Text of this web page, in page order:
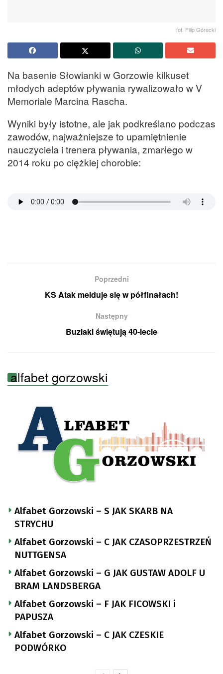
fot. Filip Górecki
Na basenie Słowianki w Gorzowie kilkuset
młodych adeptów pływania rywalizowało w V
Memoriale Marcina Rascha.
Wyniki były istotne, ale jak podkreślano podczas
zawodów, najważniejsze to upamiętnienie
nauczyciela i trenera pływania, zmarłego w
2014 roku po ciężkiej chorobie:
Poprzedni
KS Atak melduje się w półfinałach!
Następny
Buziaki świętują 40-lecie
alfabet gorzowski
Alfabet Gorzowski – S JAK SKARB NA
STRYCHU
Alfabet Gorzowski – C JAK CZASOPRZESTRZEŃ
NUTTGENSA
Alfabet Gorzowski – G JAK GUSTAW ADOLF U
BRAM LANDSBERGA
Alfabet Gorzowski – F JAK FICOWSKI i
PAPUSZA
Alfabet Gorzowski – C JAK CZESKIE
PODWÓRKO